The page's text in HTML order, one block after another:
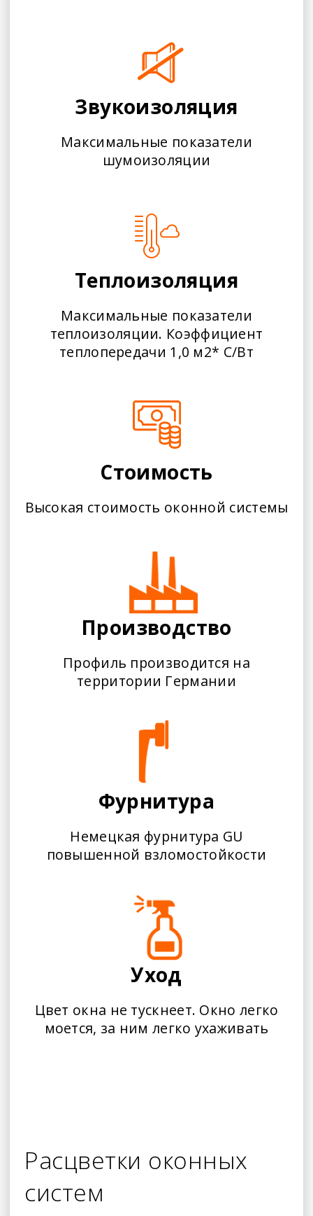
Звукоизоляция
Максимальные показатели
шумоизоляции
Теплоизоляция
Максимальные показатели
теплоизоляции. Коэффициент
теплопередачи 1,0 м2* С/Вт
Стоимость
Высокая стоимость оконной системы
Производство
Профиль производится на
территории Германии
Фурнитура
Немецкая фурнитура GU
повышенной взломостойкости
Уход
Цвет окна не тускнеет. Окно легко
моется, за ним легко ухаживать
Расцветки оконных
систем